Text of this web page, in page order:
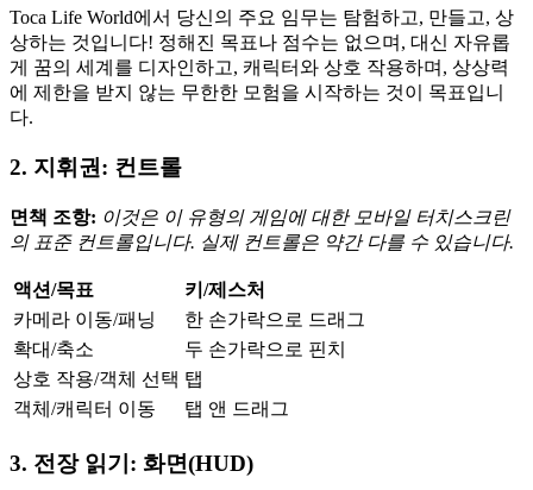
Toca Life World에서 당신의 주요 임무는 탐험하고, 만들고, 상
상하는 것입니다! 정해진 목표나 점수는 없으며, 대신 자유롭
게 꿈의 세계를 디자인하고, 캐릭터와 상호 작용하며, 상상력
에 제한을 받지 않는 무한한 모험을 시작하는 것이 목표입니
다.
2. 지휘권: 컨트롤
면책 조항: 이것은 이 유형의 게임에 대한 모바일 터치스크린
의 표준 컨트롤입니다. 실제 컨트롤은 약간 다를 수 있습니다.
액션/목표
키/제스처
카메라 이동/패닝
한 손가락으로 드래그
확대/축소
두 손가락으로 핀치
상호 작용/객체 선택 탭
객체/캐릭터 이동
탭 앤 드래그
3. 전장 읽기: 화면(HUD)